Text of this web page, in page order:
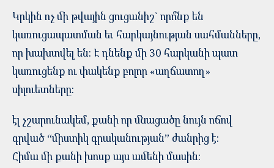
Կրկին ոչ մի թվային ցուցանիշ` որո՞նք են
կառուցապատման եւ հարկայնության սահմանները,
որ խախտվել են: Է դնենք մի 30 հարկանի պատ
կառուցենք ու փակենք բոլոր «աղճատող»
սիլուետները:
էլ չշարունակեմ, քանի որ մնացածը նույն ոճով
գրված “միստիկ գրականության” ժանրից է:
Հիմա մի քանի խոսք այս ամենի մասին: